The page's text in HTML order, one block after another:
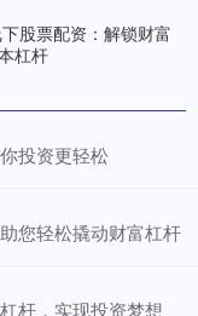
股票配资：解锁财富
杠杆
投资更轻松
您轻松撬动财富杠杆
杆，实现投资梦想